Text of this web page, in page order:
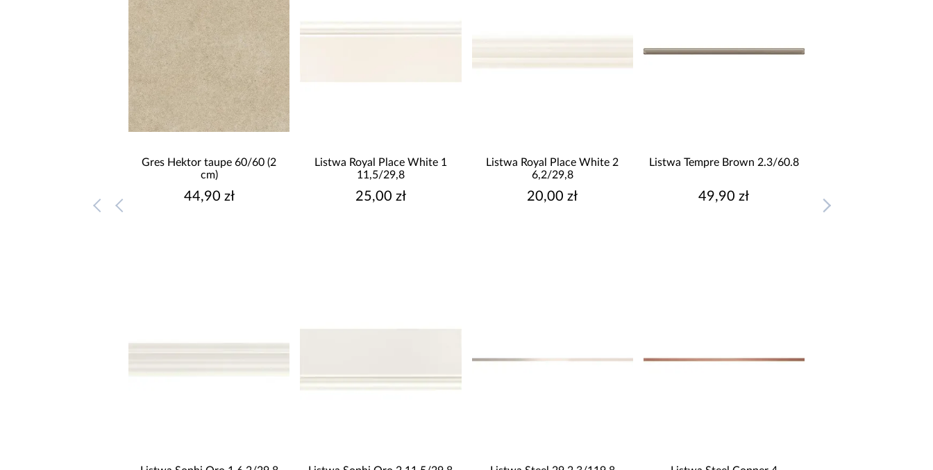
Gres Hektor taupe 60/60 (2
cm)
44,90 zł
Listwa Royal Place White 1
11,5/29,8
25,00 zł
Listwa Royal Place White 2
6,2/29,8
20,00 zł
Listwa Tempre Brown 2.3/60.8
49,90 zł